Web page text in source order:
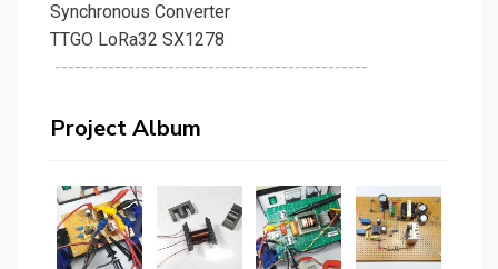
Synchronous Converter
TTGO LoRa32 SX1278
-----------------------------------------------
Project Album